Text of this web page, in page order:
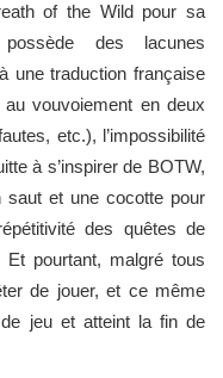
of the Wild pour sa
des lacunes
une traduction française
vouvoiement en deux
etc.), l’impossibilité
à s’inspirer de BOTW,
saut et une cocotte pour
des quêtes de
pourtant, malgré tous
de jouer, et ce même
jeu et atteint la fin de